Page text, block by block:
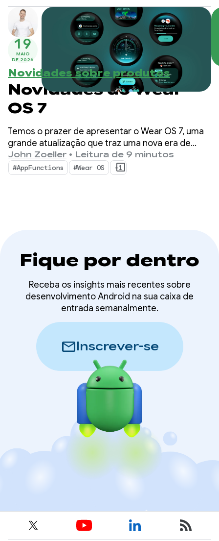
Google para seus apps.
19
MAIO
DE 2026
Novidades sobre produtos
Novidades do Wear
OS 7
Temos o prazer de apresentar o Wear OS 7, uma
grande atualização que traz uma nova era de
eficiência energética e inteligência para usuários
e desenvolvedores.
John Zoeller • Leitura de 9 minutos
#AppFunctions #Wear OS +1
Fique por dentro
Receba os insights mais recentes sobre
desenvolvimento Android na sua caixa de
entrada semanalmente.
mailInscrever-se